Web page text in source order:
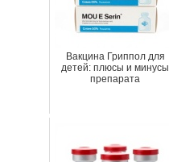
Вакцина Гриппол для
детей: плюсы и минусы
препарата